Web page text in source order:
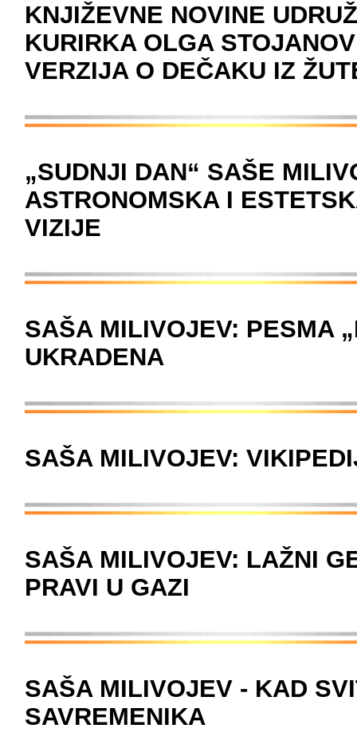
KNJIŽEVNE NOVINE
KURIRKA OLGA
VERZIJA O DEČAKU IZ
„SUDNJI DAN“ SAŠE
ASTRONOMSKA I
VIZIJE
SAŠA MILIVOJEV: PESMA
UKRADENA
SAŠA MILIVOJEV:
SAŠA MILIVOJEV: LAŽNI
PRAVI U GAZI
SAŠA MILIVOJEV - KAD
SAVREMENIKA